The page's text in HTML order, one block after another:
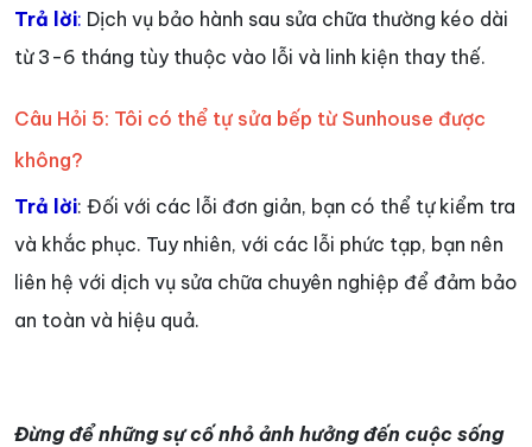
Trả lời: Dịch vụ bảo hành sau sửa chữa thường kéo dài
từ 3-6 tháng tùy thuộc vào lỗi và linh kiện thay thế.
Câu Hỏi 5: Tôi có thể tự sửa bếp từ Sunhouse được
không?
Trả lời: Đối với các lỗi đơn giản, bạn có thể tự kiểm tra
và khắc phục. Tuy nhiên, với các lỗi phức tạp, bạn nên
liên hệ với dịch vụ sửa chữa chuyên nghiệp để đảm bảo
an toàn và hiệu quả.
Đừng để những sự cố nhỏ ảnh hưởng đến cuộc sống